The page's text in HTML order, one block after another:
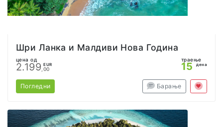
Шри Ланка и Малдиви Нова Година
цена од
2.199 EUR
,00
траење
15 дена
Погледни Барање